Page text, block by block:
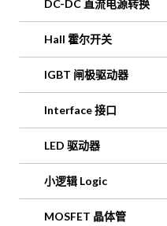
DC-DC 直流电源转换
Hall 霍尔开关
IGBT 闸极驱动器
Interface 接口
LED 驱动器
小逻辑 Logic
MOSFET 晶体管